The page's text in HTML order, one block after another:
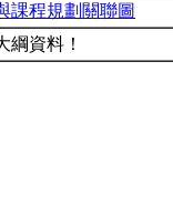
課程規劃關聯圖
綱資料！